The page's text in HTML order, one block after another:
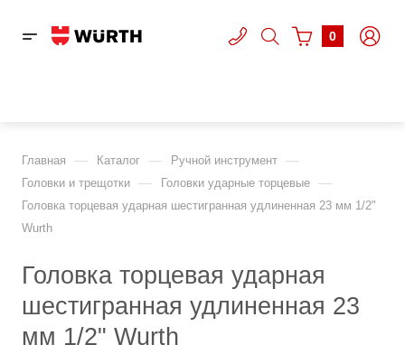
0
Главная — Каталог — Ручной инструмент —
Головки и трещотки — Головки ударные торцевые —
Головка торцевая ударная шестигранная удлиненная 23 мм 1/2"
Wurth
Головка торцевая ударная
шестигранная удлиненная 23
мм 1/2" Wurth